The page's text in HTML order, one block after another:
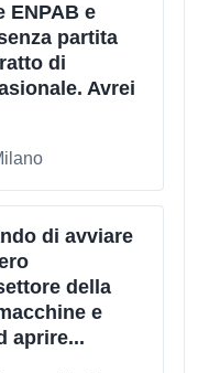
ENPAB e
partita
di
Avrei
di avviare
della
e
aprire...